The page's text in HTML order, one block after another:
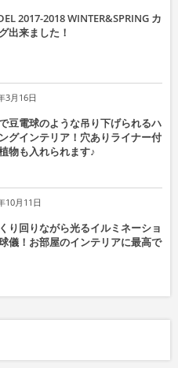
2017-2018 WINTER&SPRING カ
出来ました！
3月16日
豆電球のような吊り下げられるハ
グインテリア！穴ありライナー付
物も入れられます♪
10月11日
り回りながら光るイルミネーショ
儀！お部屋のインテリアに最高で